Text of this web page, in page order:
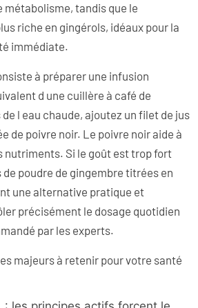
métabolisme, tandis que le
riche en gingérols, idéaux pour la
immédiate.
à préparer une infusion
d une cuillère à café de
l eau chaude, ajoutez un filet de jus
de poivre noir. Le poivre noir aide à
nutriments. Si le goût est trop fort
de poudre de gingembre titrées en
une alternative pratique et
précisément le dosage quotidien
par les experts.
majeurs à retenir pour votre santé